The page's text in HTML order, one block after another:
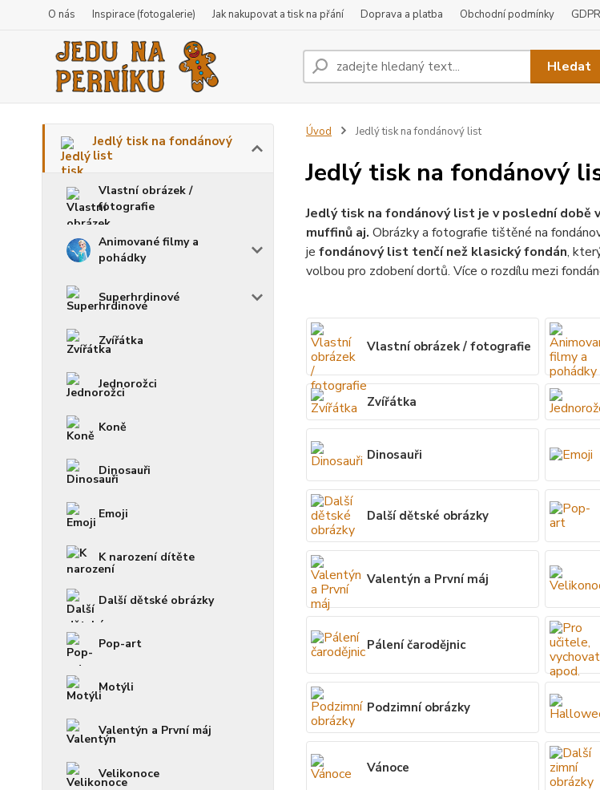
O nás Inspirace (fotogalerie) Jak nakupovat a tisk na přání Doprava a platba Obchodní podmínky GDPR
Hledat
Jedlý tisk na fondánový
list
Vlastní obrázek /
fotografie
Animované filmy a
pohádky
Superhrdinové
Zvířátka
Jednorožci
Koně
Dinosauři
Emoji
K narození dítěte
Další dětské obrázky
Pop-art
Motýli
Valentýn a První máj
Velikonoce
Úvod Jedlý tisk na fondánový list
Jedlý tisk na fondánový
Jedlý tisk na fondánový list je v poslední době
muffinů aj. Obrázky a fotografie tištěné na
je fondánový list tenčí než klasický fondán,
volbou pro zdobení dortů. Více o rozdílu mezi
Vlastní obrázek / fotografie
Zvířátka
Dinosauři
Další dětské obrázky
Valentýn a První máj
Pálení čarodějnic
Podzimní obrázky
Vánoce